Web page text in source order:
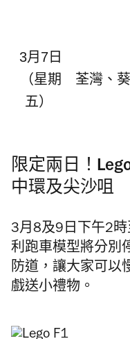
3月 7日
（星期
五）
荃灣、
限定兩日！
中環及尖沙咀
3月8及9日下午2時
利跑車模型將分別
防道，讓大家可以
戲送小禮物。